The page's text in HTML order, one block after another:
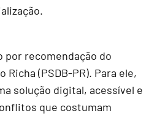
por recomendação do
(PSDB-PR). Para ele,
solução digital, acessível e
que costumam